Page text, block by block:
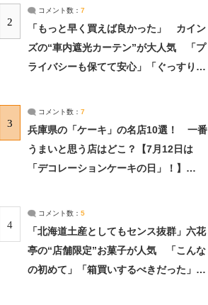
2
コメント数： 7
「もっと早く買えば良かった」 カイン
ズの“車内遮光カーテン”が大人気 「プ
ライバシーも保てて安心」「ぐっすり眠
3
コメント数： 7
兵庫県の「ケーキ」の名店10選！ 一番
うまいと思う店はどこ？【7月12日は
「デコレーションケーキの日」！】
4
コメント数： 5
「北海道土産としてもセンス抜群」六花
亭の“店舗限定”お菓子が人気 「こんな
の初めて」「箱買いするべきだった」